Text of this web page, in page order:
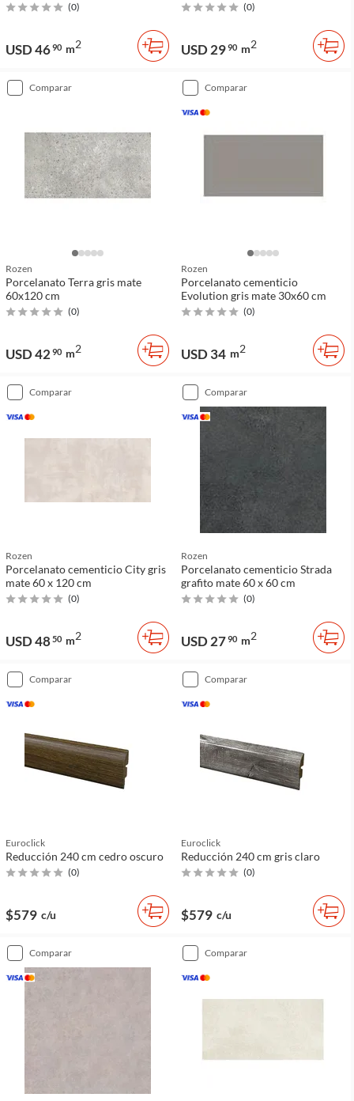
(0)
USD 4690 m2
(0)
USD 2990 m2
comparar
Rozen
Porcelanato Terra gris mate
60x120 cm
(0)
USD 42 90 m2
comparar
Rozen
Porcelanato cementicio
Evolution gris mate 30x60 cm
(0)
USD 34 m2
comparar
Rozen
Porcelanato cementicio City gris
mate 60 x 120 cm
(0)
USD 4850 m2
comparar
Rozen
Porcelanato cementicio Strada
grafito mate 60 x 60 cm
(0)
USD 2790 m2
comparar
Euroclick
Reducción 240 cm cedro oscuro
(0)
$579 c/u
comparar
Euroclick
Reducción 240 cm gris claro
(0)
$579 c/u
comparar comparar